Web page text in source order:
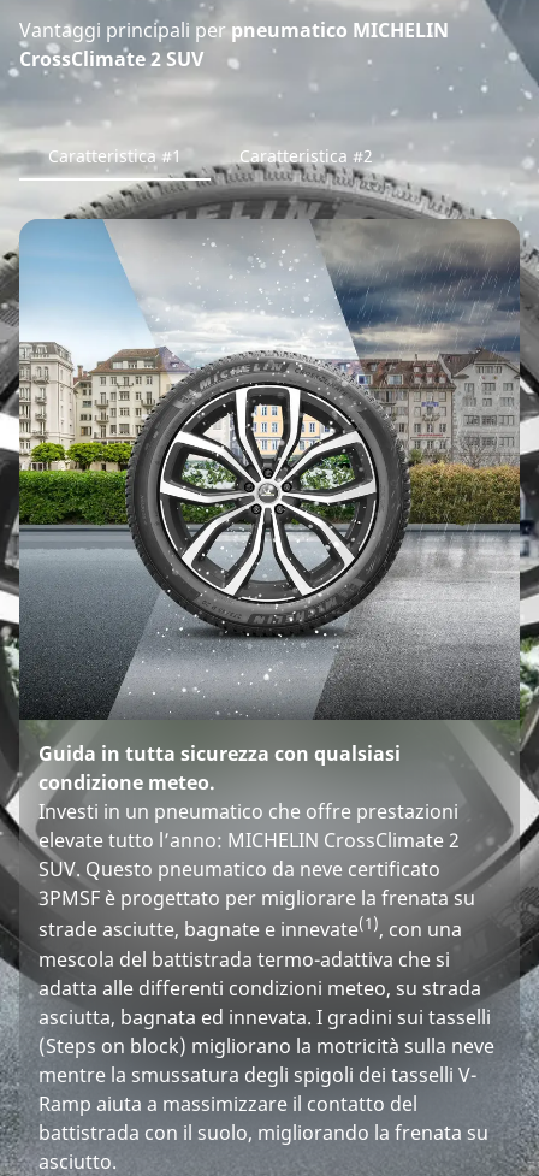
Vantaggi principali per pneumatico MICHELIN
CrossClimate 2 SUV
Caratteristica #1 Caratteristica #2
Guida in tutta sicurezza con qualsiasi
condizione meteo.
Investi in un pneumatico che offre prestazioni
elevate tutto l’anno: MICHELIN CrossClimate 2
SUV. Questo pneumatico da neve certificato
3PMSF è progettato per migliorare la frenata su
strade asciutte, bagnate e innevate(1), con una
mescola del battistrada termo-adattiva che si
adatta alle differenti condizioni meteo, su strada
asciutta, bagnata ed innevata. I gradini sui tasselli
(Steps on block) migliorano la motricità sulla neve
mentre la smussatura degli spigoli dei tasselli V-
Ramp aiuta a massimizzare il contatto del
battistrada con il suolo, migliorando la frenata su
asciutto.